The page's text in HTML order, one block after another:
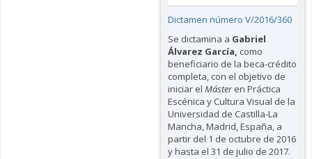
Dictamen número V/2016/360
Se dictamina a Gabriel
Álvarez García, como
beneficiario de la beca-crédito
completa, con el objetivo de
iniciar el Másteren Práctica
Escénica y Cultura Visual de la
Universidad de Castilla-La
Mancha, Madrid, España, a
partir del 1 de octubre de 2016
y hasta el 31 de julio de 2017.